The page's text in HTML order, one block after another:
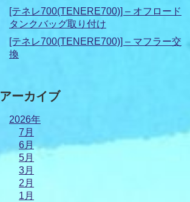
[テネレ700(TENERE700)] – オフロード
タンクバッグ取り付け
[テネレ700(TENERE700)] – マフラー交
換
アーカイブ
2026年
7月
6月
5月
3月
2月
1月